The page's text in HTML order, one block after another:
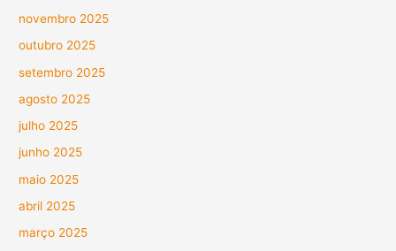
novembro 2025
outubro 2025
setembro 2025
agosto 2025
julho 2025
junho 2025
maio 2025
abril 2025
março 2025